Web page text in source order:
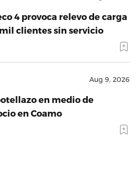
4 provoca relevo de carga
clientes sin servicio
Aug 9, 2026
en medio de
en Coamo